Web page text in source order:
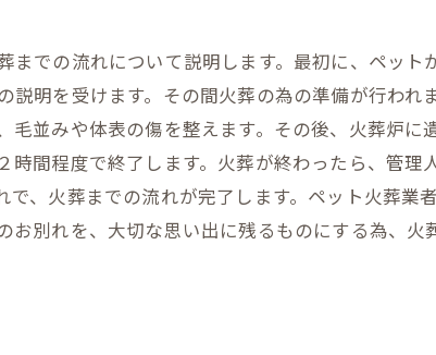
での流れについて説明します。最初に、ペット
明を受けます。その間火葬の為の準備が行われ
並みや体表の傷を整えます。その後、火葬炉に
間程度で終了します。火葬が終わったら、管理
、火葬までの流れが完了します。ペット火葬業
別れを、大切な思い出に残るものにする為、火